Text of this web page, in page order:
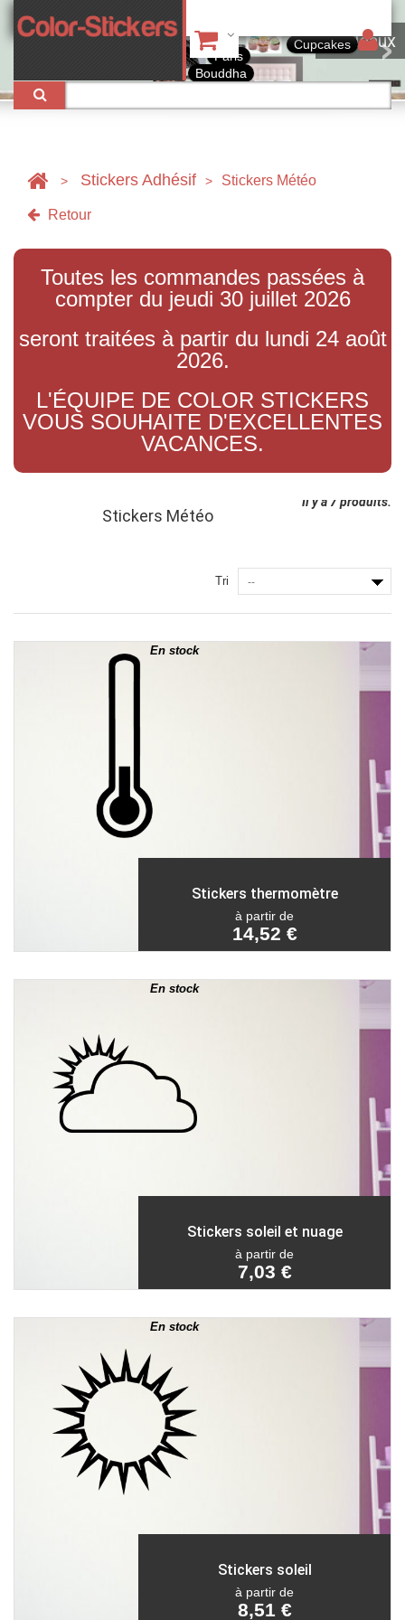
Tableaux
Bouddha
Paris
Cupcakes
> Stickers Adhésif > Stickers Météo
Retour
Toutes les commandes passées à
compter du jeudi 30 juillet 2026
seront traitées à partir du lundi 24 août
2026.
L'ÉQUIPE DE COLOR STICKERS
VOUS SOUHAITE D'EXCELLENTES
VACANCES.
Stickers Météo
Il y a 7 produits.
Tri --
En stock
Stickers thermomètre
à partir de
14,52 €
En stock
Stickers soleil et nuage
à partir de
7,03 €
En stock
Stickers soleil
à partir de
8,51 €